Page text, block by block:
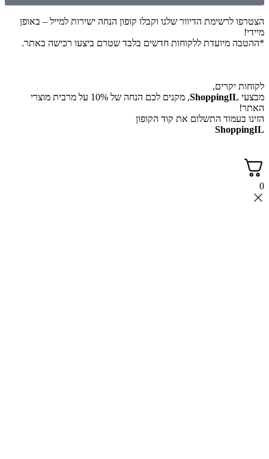
הצטרפו לרשימת הדיוור שלנו וקבלו קופון הנחה ישירות למייל – באופן
מיידי!
*ההטבה מיועדת ללקוחות חדשים בלבד שטרם ביצעו רכישה באתר.
לקוחות יקרים,
מבצעי ShoppingIL
, מקנים לכם הנחה של 10% על מרבית מוצרי
האתר!
הזינו בעמוד התשלום את קוד הקופון
ShoppingIL
0